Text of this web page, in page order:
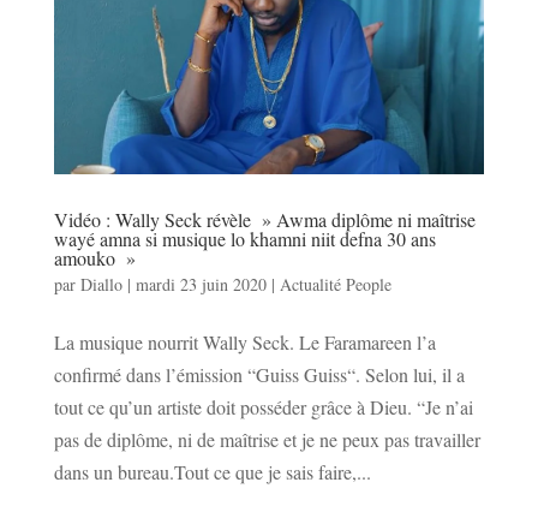
Vidéo : Wally Seck révèle » Awma diplôme ni maîtrise
wayé amna si musique lo khamni niit defna 30 ans
amouko »
par Diallo| mardi 23 juin 2020| Actualité People
La musique nourrit Wally Seck. Le Faramareen l’a
confirmé dans l’émission “Guiss Guiss“. Selon lui, il a
tout ce qu’un artiste doit posséder grâce à Dieu. “Je n’ai
pas de diplôme, ni de maîtrise et je ne peux pas travailler
dans un bureau.Tout ce que je sais faire,...